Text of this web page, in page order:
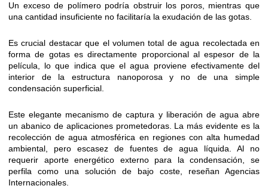
Un exceso de polímero podría obstruir los poros, mientras que
una cantidad insuficiente no facilitaría la exudación de las gotas.
Es crucial destacar que el volumen total de agua recolectada en
forma de gotas es directamente proporcional al espesor de la
película, lo que indica que el agua proviene efectivamente del
interior de la estructura nanoporosa y no de una simple
condensación superficial.
Este elegante mecanismo de captura y liberación de agua abre
un abanico de aplicaciones prometedoras. La más evidente es la
recolección de agua atmosférica en regiones con alta humedad
ambiental, pero escasez de fuentes de agua líquida. Al no
requerir aporte energético externo para la condensación, se
perfila como una solución de bajo coste, reseñan Agencias
Internacionales.